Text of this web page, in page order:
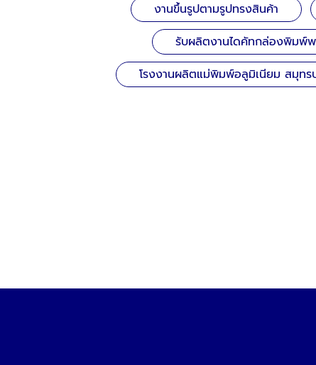
งานขึ้นรูปตามรูปทรงสินค้า
รับผลิตงานไดคัทกล่องพิมพ์
โรงงานผลิตแม่พิมพ์อลูมิเนียม สมุทร